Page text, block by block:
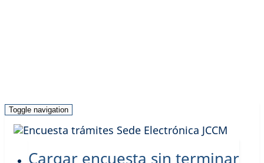
Toggle navigation
Cargar encuesta sin terminar